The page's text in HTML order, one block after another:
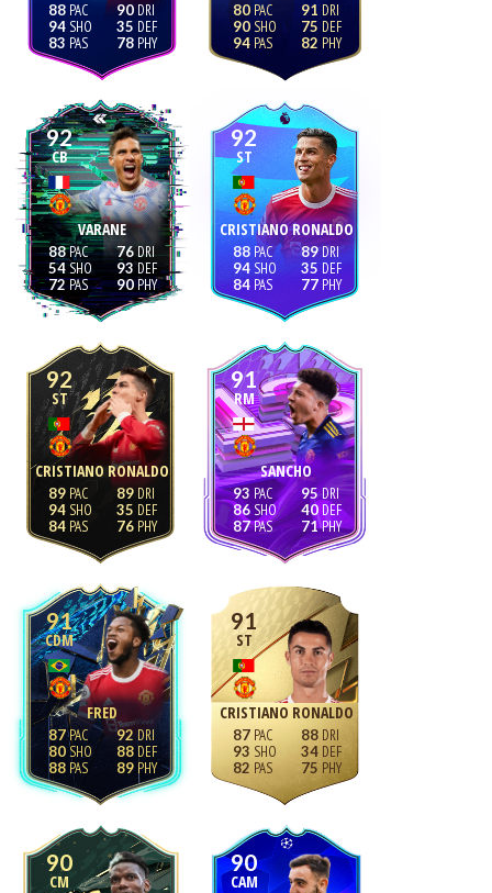
88
94
83
90
35
78
80
90
94
91
75
82
92
CB
VARANE
88
54
72
76
93
90
92
ST
CRISTIANO RONALDO
88
94
84
89
35
77
92
ST
CRISTIANO RONALDO
89
94
84
89
35
76
91
RM
SANCHO
93
86
87
95
40
71
91
CDM
FRED
87
80
88
92
88
89
91
ST
CRISTIANO RONALDO
87
93
82
88
34
75
90
CM
90
CAM